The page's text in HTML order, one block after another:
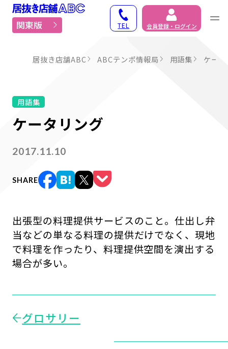
居抜き物件・貸店舗で
関東版 TEL 会員登録・ログイン
居抜き店舗ABC ABCテンポ情報局 用語集 ケー
用語集
ケータリング
2017.11.10
SHARE
出張型の料理提供サービスのこと。仕出し弁
当などの単なる料理の提供だけでなく、現地
で料理を作ったり、料理提供空間を演出する
場合が多い。
グロサリー